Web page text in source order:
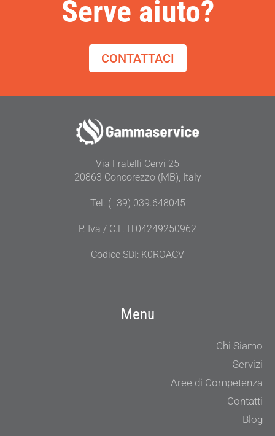
Serve aiuto?
CONTATTACI
Via Fratelli Cervi 25
20863 Concorezzo (MB), Italy
Tel. (+39) 039.648045
P. Iva / C.F. IT04249250962
Codice SDI: K0ROACV
Menu
Chi Siamo
Servizi
Aree di Competenza
Contatti
Blog